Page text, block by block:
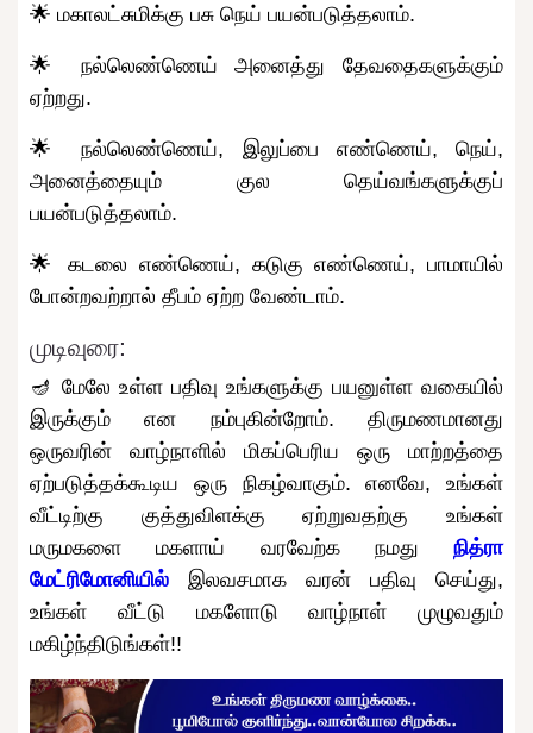
🌟 மகாலட்சுமிக்கு பசு நெய் பயன்படுத்தலாம்.
🌟 நல்லெண்ணெய் அனைத்து தேவதைகளுக்கும்
ஏற்றது.
🌟 நல்லெண்ணெய், இலுப்பை எண்ணெய், நெய்,
அனைத்தையும் குல தெய்வங்களுக்குப்
பயன்படுத்தலாம்.
🌟 கடலை எண்ணெய், கடுகு எண்ணெய், பாமாயில்
போன்றவற்றால் தீபம் ஏற்ற வேண்டாம்.
முடிவுரை:
🪔 மேலே உள்ள பதிவு உங்களுக்கு பயனுள்ள வகையில்
இருக்கும் என நம்புகின்றோம். திருமணமானது
ஒருவரின் வாழ்நாளில் மிகப்பெரிய ஒரு மாற்றத்தை
ஏற்படுத்தக்கூடிய ஒரு நிகழ்வாகும். எனவே, உங்கள்
வீட்டிற்கு குத்துவிளக்கு ஏற்றுவதற்கு உங்கள்
மருமகளை மகளாய் வரவேற்க நமது நித்ரா
மேட்ரிமோனியில் இலவசமாக வரன் பதிவு செய்து,
உங்கள் வீட்டு மகளோடு வாழ்நாள் முழுவதும்
மகிழ்ந்திடுங்கள்!!